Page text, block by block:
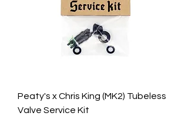
Peaty's x Chris King (MK2) Tubeless
Valve Service Kit